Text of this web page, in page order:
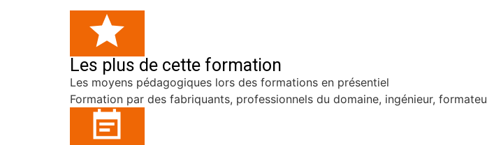
Les plus de cette formation
Les moyens pédagogiques lors des formations en présentiel
Formation par des fabriquants, professionnels du domaine, ingénieur,